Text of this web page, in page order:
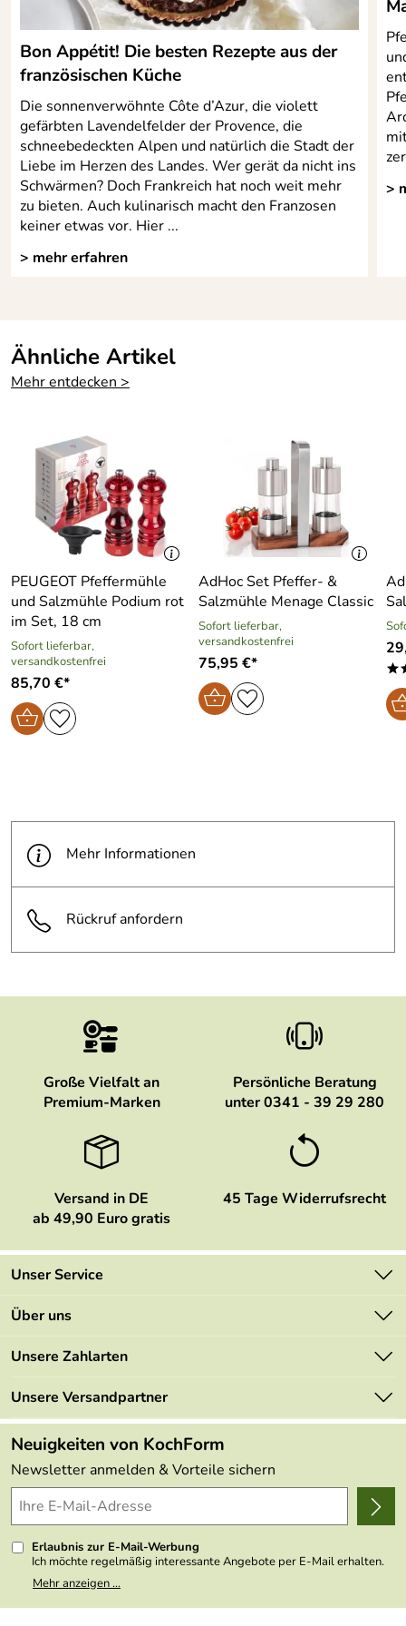
Bon Appétit! Die besten Rezepte aus der
französischen Küche
Die sonnenverwöhnte Côte d’Azur, die violett
gefärbten Lavendelfelder der Provence, die
schneebedeckten Alpen und natürlich die Stadt der
Liebe im Herzen des Landes. Wer gerät da nicht ins
Schwärmen? Doch Frankreich hat noch weit mehr
zu bieten. Auch kulinarisch macht den Franzosen
keiner etwas vor. Hier ...
> mehr erfahren
>
Ähnliche Artikel
Mehr entdecken >
PEUGEOT Pfeffermühle
und Salzmühle Podium rot
im Set, 18 cm
Sofort lieferbar,
versandkostenfrei
85,70 €*
AdHoc Set Pfeffer- &
Salzmühle Menage Classic
Sofort lieferbar,
versandkostenfrei
75,95 €*
Mehr Informationen
Rückruf anfordern
Große Vielfalt an
Premium-Marken
Persönliche Beratung
unter 0341 - 39 29 280
Versand in DE
ab 49,90 Euro gratis
45 Tage Widerrufsrecht
Unser Service
Kontakt
Mehrwertsteuerfrei
Retourenportal
FAQs
Lieferbedingungen
Delivery Terms
Kundenlogin
Über uns
Marken
Angebote
Made in Germany
Themen
Wir über uns
Presse
Unsere Zahlarten
Unsere Versandpartner
Neuigkeiten von KochForm
Newsletter anmelden & Vorteile sichern
Erlaubnis zur E-Mail-Werbung
Ich möchte regelmäßig interessante Angebote per E-Mail erhalten.
Meine E-Mail-Adresse wird nicht an andere Unternehmen
weitergegeben. Zu statistischen Zwecken wird in anonymer Form
Mehr anzeigen ...